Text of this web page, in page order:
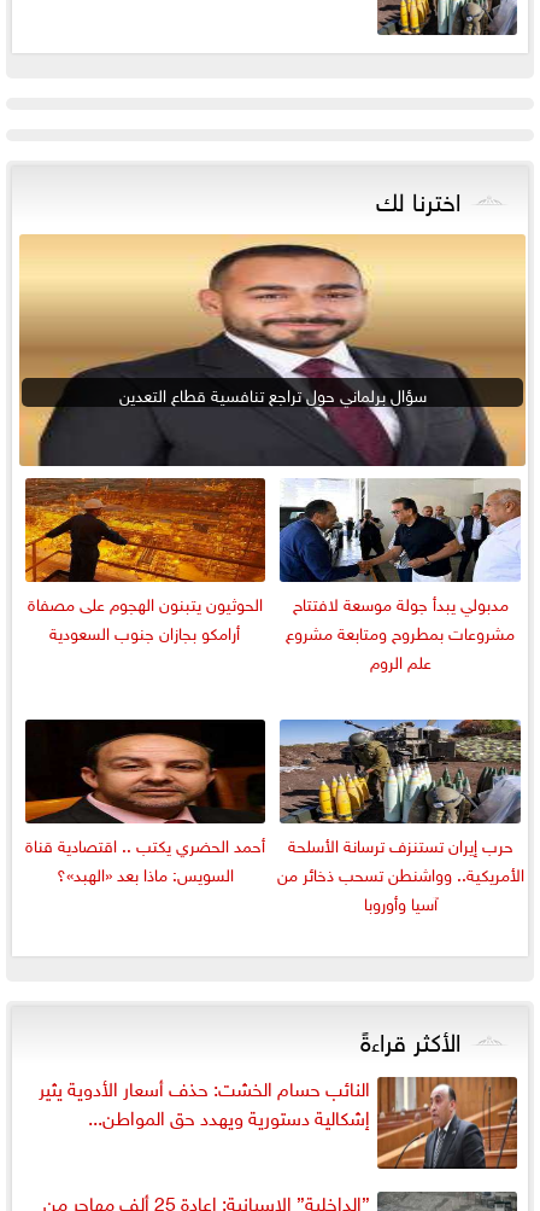
اخترنا لك
سؤال برلماني حول تراجع تنافسية قطاع التعدين
مدبولي يبدأ جولة موسعة لافتتاح
مشروعات بمطروح ومتابعة مشروع
علم الروم
الحوثيون يتبنون الهجوم على مصفاة
أرامكو بجازان جنوب السعودية
حرب إيران تستنزف ترسانة الأسلحة
الأمريكية.. وواشنطن تسحب ذخائر من
آسيا وأوروبا
أحمد الحضري يكتب .. اقتصادية قناة
السويس: ماذا بعد «الهبد»؟
الأكثر قراءةً
النائب حسام الخشت: حذف أسعار الأدوية يثير
إشكالية دستورية ويهدد حق المواطن...
”الداخلية” الإسبانية: إعادة 25 ألف مهاجر من